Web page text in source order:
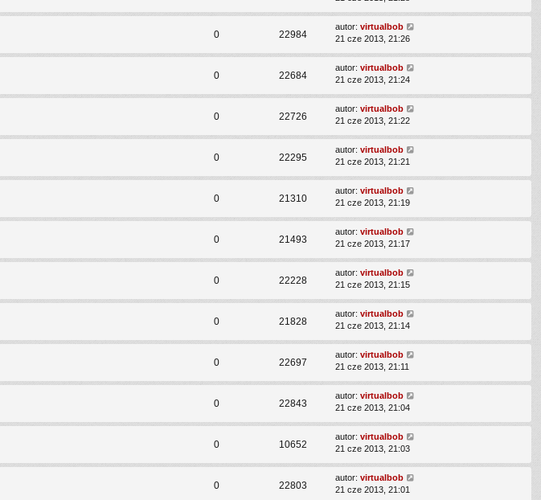
0 22984
autor: virtualbob
21 cze 2013, 21:26
0 22684
autor: virtualbob
21 cze 2013, 21:24
0 22726
autor: virtualbob
21 cze 2013, 21:22
0 22295
autor: virtualbob
21 cze 2013, 21:21
0 21310
autor: virtualbob
21 cze 2013, 21:19
0 21493
autor: virtualbob
21 cze 2013, 21:17
0 22228
autor: virtualbob
21 cze 2013, 21:15
0 21828
autor: virtualbob
21 cze 2013, 21:14
0 22697
autor: virtualbob
21 cze 2013, 21:11
0 22843
autor: virtualbob
21 cze 2013, 21:04
0 10652
autor: virtualbob
21 cze 2013, 21:03
0 22803
autor: virtualbob
21 cze 2013, 21:01